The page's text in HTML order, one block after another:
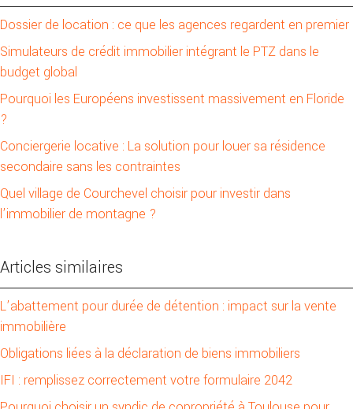
Dossier de location : ce que les agences regardent en premier
Simulateurs de crédit immobilier intégrant le PTZ dans le
budget global
Pourquoi les Européens investissent massivement en Floride
?
Conciergerie locative : La solution pour louer sa résidence
secondaire sans les contraintes
Quel village de Courchevel choisir pour investir dans
l’immobilier de montagne ?
Articles similaires
L’abattement pour durée de détention : impact sur la vente
immobilière
Obligations liées à la déclaration de biens immobiliers
IFI : remplissez correctement votre formulaire 2042